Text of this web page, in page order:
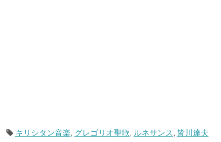
キリシタン音楽, グレゴリオ聖歌, ルネサンス, 皆川達夫